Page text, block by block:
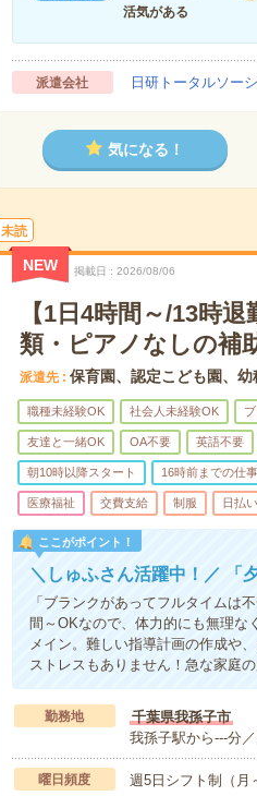
活気がある
派遣会社 日研トータルソー
気になる！
未読
NEW 掲載日 2026/08/06
【1日4時間～/13時
類・ピアノなしの補
派遣先 保育園、認定こども園、
職種未経験OK 社会人未経験OK
友達と一緒OK OA不要 英語不要
朝10時以降スタート 16時前までの仕事
医療福祉 交費支給 制服 日払
ここがポイント！
＼しゅふさん活躍中！／ 「
「ブランクがあってフルタイムは
間～OKなので、体力的にも無理な
メイン。難しい指導計画の作成や
ストレスもありません！急な家庭
勤務地
千葉県我孫子市
我孫子駅から---分
曜日頻度 週5日シフト制（